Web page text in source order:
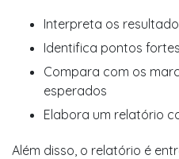
Interpreta os
Identifica pontos
Compara com os
esperados
Elabora um relatório
Além disso, o relatório é